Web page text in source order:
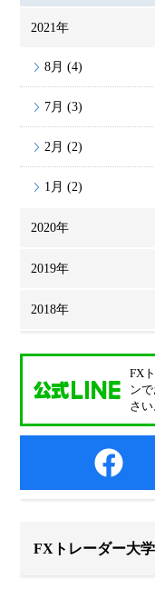
2021年
8月 (4)
7月 (3)
2月 (2)
1月 (2)
2020年
2019年
2018年
FX
ン
さい
FXトレーダー大